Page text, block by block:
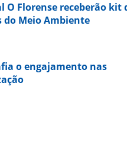
O Florense receberão kit
Meio Ambiente
o engajamento nas